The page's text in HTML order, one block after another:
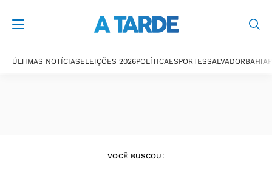
ÚLTIMAS NOTÍCIASELEIÇÕES 2026POLÍTICAESPORTESSALVADORBAHIA
VOCÊ BUSCOU: